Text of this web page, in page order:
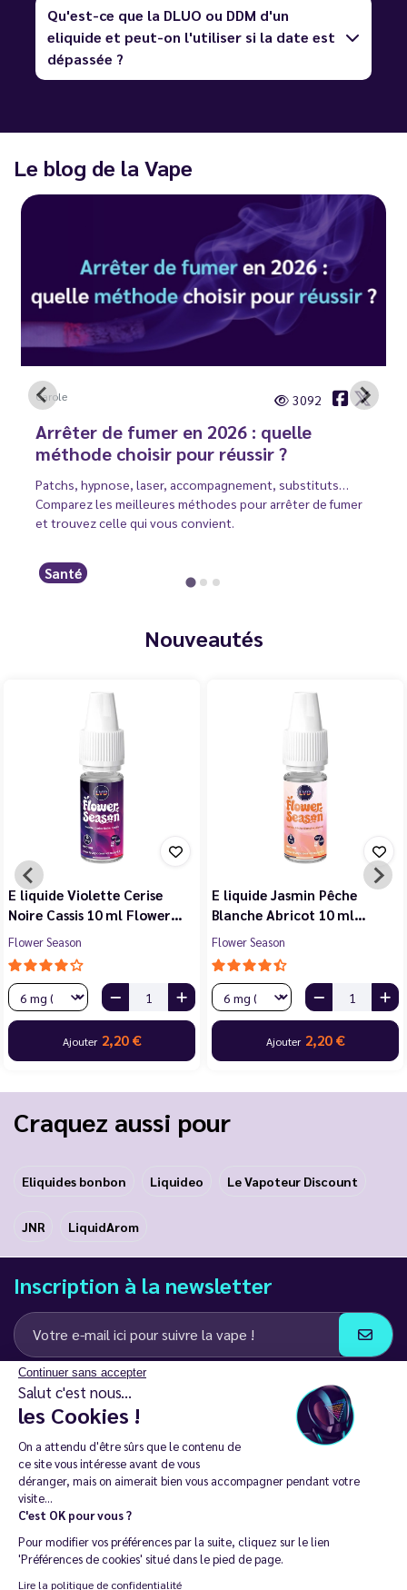
Continuer sans accepter
Salut c'est nous...
les Cookies !
On a attendu d'être sûrs que le contenu de
ce site vous intéresse avant de vous
déranger, mais on aimerait bien vous accompagner pendant votre
visite...
C'est OK pour vous ?
Pour modifier vos préférences par la suite, cliquez sur le lien
'Préférences de cookies' situé dans le pied de page.
Lire la politique de confidentialité
Qu'est-ce que la DLUO ou DDM d'un
eliquide et peut-on l'utiliser si la date est
dépassée ?
Le blog de la Vape
Carole 3092
Arrêter de fumer en 2026 : quelle
méthode choisir pour réussir ?
Patchs, hypnose, laser, accompagnement, substituts…
Comparez les meilleures méthodes pour arrêter de fumer
et trouvez celle qui vous convient.
Santé
Nouveautés
E liquide Violette Cerise
Noire Cassis 10 ml Flower…
Flower Season
Ajouter 2,20 €
E liquide Jasmin Pêche
Blanche Abricot 10 ml…
Flower Season
Ajouter 2,20 €
Craquez aussi pour
Eliquides bonbon Liquideo Le Vapoteur Discount
JNR LiquidArom
Inscription à la newsletter
J’accepte de recevoir des communications e-mail et SMS de la part de
LD Groupe
Restez en contact
La vente de cigarette électronique est interdite chez les moins de
18 ans. 🔞
Copyright © 2014 - 2026 Le Vapoteur Discount - Tous droits